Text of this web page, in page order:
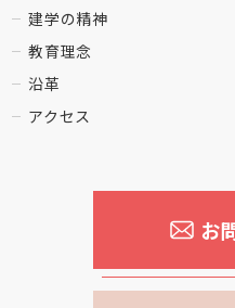
建学の精神
教育理念
沿革
アクセス
お